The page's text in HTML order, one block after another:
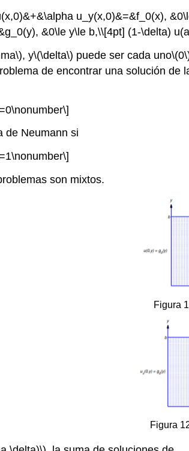
u_y(x,0)&=&f_0(x),
&0\le y\le b,\\[4pt] (1-\delta)
, y\(\delta\) puede ser cada uno
de encontrar una solución de
de Neumann si
son mixtos.
Figura
Figura